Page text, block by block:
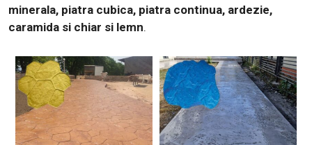
minerala, piatra cubica, piatra continua, ardezie,
caramida si chiar si lemn.